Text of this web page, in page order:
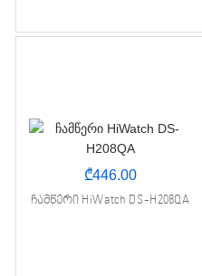
₾446.00
ჩამწერი HiWatch DS-H208QA